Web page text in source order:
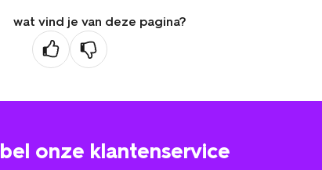
wat vind je van deze pagina?
bel onze klantenservice